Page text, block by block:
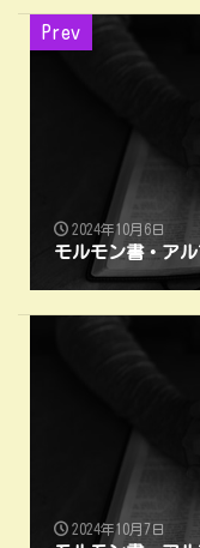
Prev
2024年10月6日
モルモン書・ア
2024年10月7日